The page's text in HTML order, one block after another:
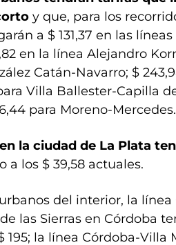
y que, para los
a $ 131,37 en las líneas
en la línea Alejandro
Catán-Navarro; $
Villa Ballester-Capilla
para Moreno-Mercedes.
la ciudad de La Plata
a los $ 39,58 actuales.
del interior, la línea
las Sierras en Córdoba
la línea Córdoba-Villa